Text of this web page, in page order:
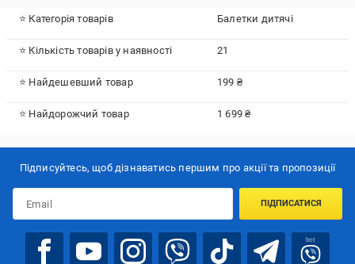
⭐ Категорія товарів Балетки дитячі
⭐ Кількість товарів у наявності 21
⭐ Найдешевший товар 199 ₴
⭐ Найдорожчий товар 1 699 ₴
Підписуйтесь, щоб дізнаватись першим про акції та пропозиції
ПІДПИСАТИСЯ
bot